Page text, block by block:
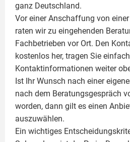
ganz Deutschland.
Vor einer Anschaffung von
raten wir zu eingehenden
Fachbetrieben vor Ort. Den
kostenlos her, tragen Sie
Kontaktinformationen weiter
Ist Ihr Wunsch nach einer
nach dem Beratungsgespräch
worden, dann gilt es einen
auszuwählen.
Ein wichtiges